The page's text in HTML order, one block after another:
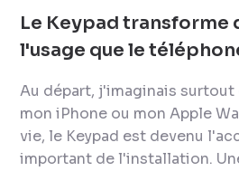
Le Keypad transforme
l'usage que le
Au départ, j'imaginais surtout
mon iPhone ou mon Apple
vie, le Keypad est devenu
important de l'installation.